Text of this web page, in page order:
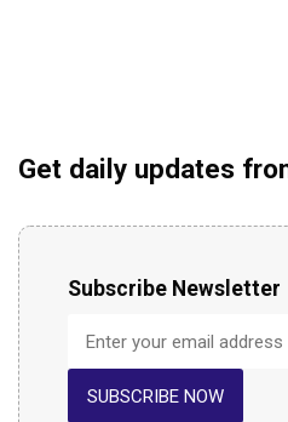
Get daily updates
Subscribe Newsletter
SUBSCRIBE NOW